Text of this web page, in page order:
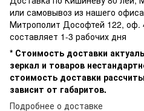
или самовывоз из нашего
Митрополит Дософтей 122, оф.
составляет 1-3 рабочих дня
* Стоимость доставки
зеркал и товаров
стоимость доставки
зависит от габаритов.
Подробнее о доставке